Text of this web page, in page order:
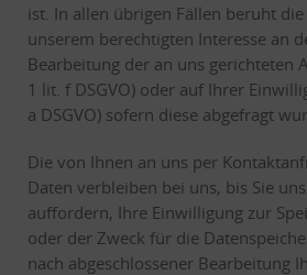
ist. In allen übrigen Fällen beruht
unserem berechtigten Interesse an
Bearbeitung der an uns gerichteten
1 lit. f DSGVO) oder auf Ihrer
a DSGVO) sofern diese abgefragt
Die von Ihnen an uns per
Daten verbleiben bei uns, bis Sie
auffordern, Ihre Einwilligung zur
oder der Zweck für die
nach abgeschlossener Bearbeitung